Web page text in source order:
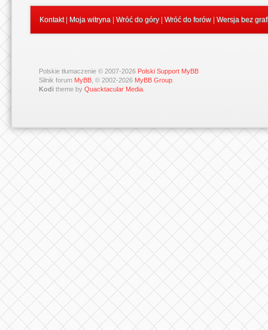
Kontakt| Moja witryna Wróć do góry| Wróć do forów| Wersja bez
Polskie tłumaczenie © 2007-2026 Polski Support MyBB
Silnik forum MyBB , © 2002-2026 MyBB Group
Kodi theme by Quacktacular Media